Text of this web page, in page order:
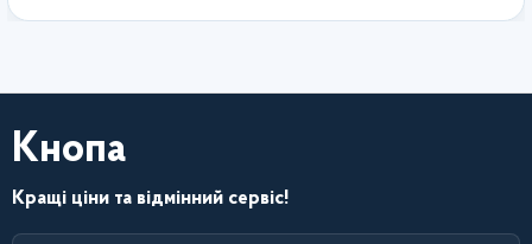
Кнопа
Кращі ціни та відмінний сервіс!